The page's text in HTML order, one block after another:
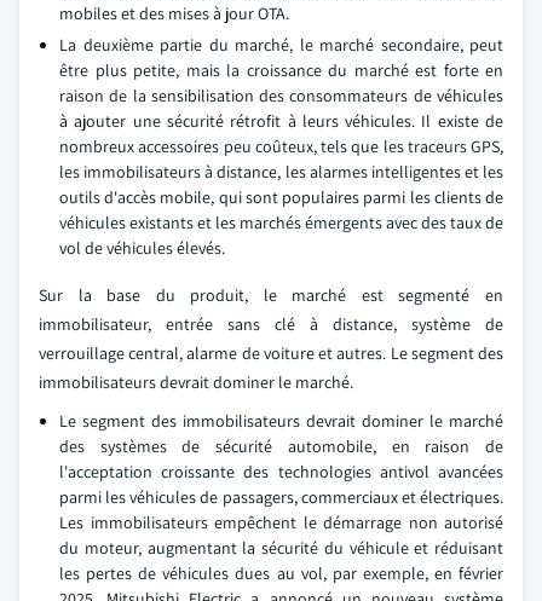
mobiles et des mises à jour OTA.
La deuxième partie du marché, le marché secondaire, peut
être plus petite, mais la croissance du marché est forte en
raison de la sensibilisation des consommateurs de véhicules
à ajouter une sécurité rétrofit à leurs véhicules. Il existe de
nombreux accessoires peu coûteux, tels que les traceurs GPS,
les immobilisateurs à distance, les alarmes intelligentes et les
outils d'accès mobile, qui sont populaires parmi les clients de
véhicules existants et les marchés émergents avec des taux de
vol de véhicules élevés.
Sur la base du produit, le marché est segmenté en
immobilisateur, entrée sans clé à distance, système de
verrouillage central, alarme de voiture et autres. Le segment des
immobilisateurs devrait dominer le marché.
Le segment des immobilisateurs devrait dominer le marché
des systèmes de sécurité automobile, en raison de
l'acceptation croissante des technologies antivol avancées
parmi les véhicules de passagers, commerciaux et électriques.
Les immobilisateurs empêchent le démarrage non autorisé
du moteur, augmentant la sécurité du véhicule et réduisant
les pertes de véhicules dues au vol, par exemple, en février